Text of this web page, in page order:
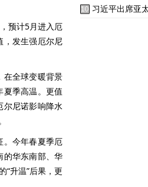
预计5月进入厄
，发生强厄尔尼
全球变暖背景
夏季高温。更值
尼诺影响降水
今年春夏季厄
的华东南部、华
“升温”后果，更